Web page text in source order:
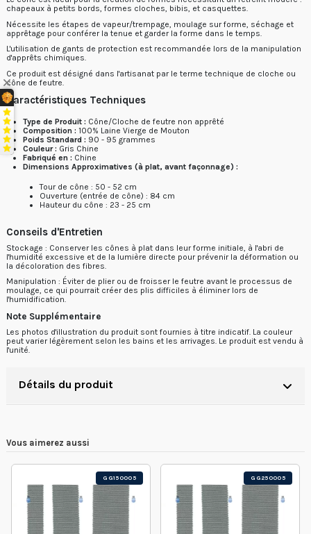
chapeaux à petits bords, formes cloches, bibis, et casquettes.
Nécessite les étapes de vapeur/trempage, moulage sur forme, séchage et
apprêtage pour conférer la tenue et garder la forme dans le temps.
L'utilisation de gants de protection est recommandée lors de la manipulation
d'apprêts chimiques.
Ce produit est désigné dans l'artisanat par le terme technique de cloche ou
cône de feutre.
Caractéristiques Techniques
Type de Produit : Cône/Cloche de feutre non apprêté
Composition : 100% Laine Vierge de Mouton
Poids Standard : 90 - 95 grammes
Couleur : Gris Chine
Fabriqué en : Chine
Dimensions Approximatives (à plat, avant façonnage) :
Tour de cône : 50 - 52 cm
Ouverture (entrée de cône) : 84 cm
Hauteur du cône : 23 - 25 cm
Conseils d'Entretien
Stockage : Conserver les cônes à plat dans leur forme initiale, à l'abri de
l'humidité excessive et de la lumière directe pour prévenir la déformation ou
la décoloration des fibres.
Manipulation : Éviter de plier ou de froisser le feutre avant le processus de
moulage, ce qui pourrait créer des plis difficiles à éliminer lors de
l'humidification.
Note Supplémentaire
Les photos d'illustration du produit sont fournies à titre indicatif. La couleur
peut varier légèrement selon les bains et les arrivages. Le produit est vendu à
l'unité.
Détails du produit
Vous aimerez aussi
GG150005 GG250005